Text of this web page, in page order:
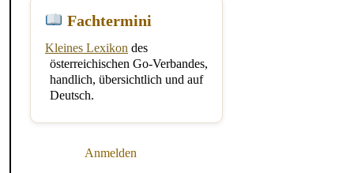
Fachtermini
Kleines Lexikon des
österreichischen Go-Verbandes,
handlich, übersichtlich und auf
Deutsch.
Anmelden